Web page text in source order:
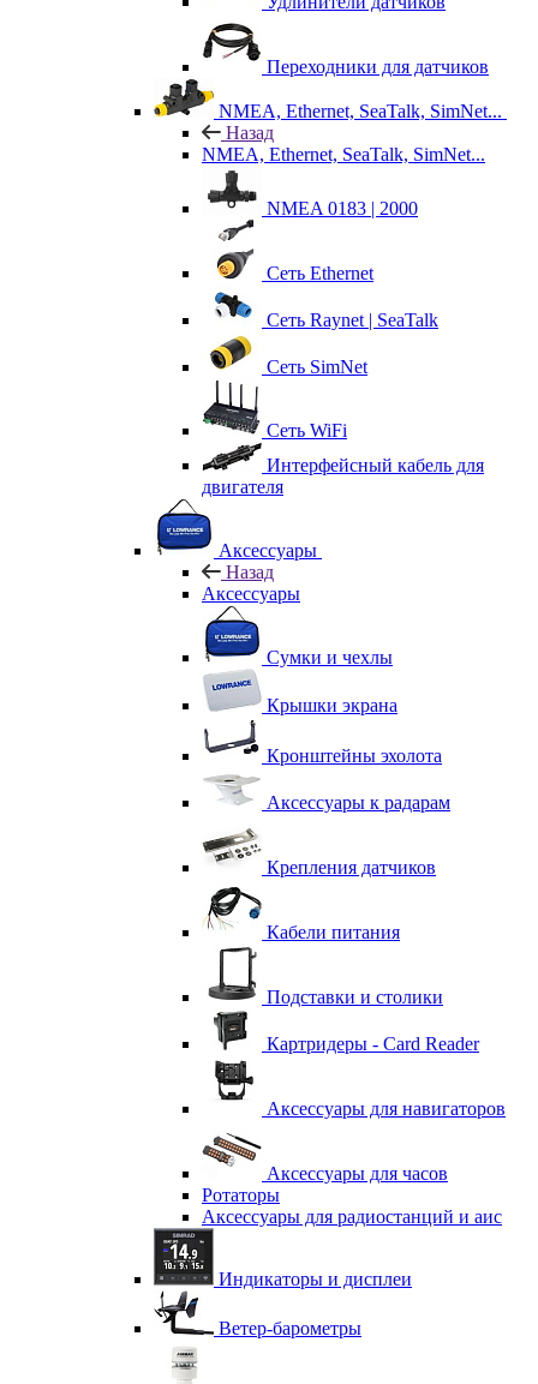
Переходники для датчиков
NMEA, Ethernet, SeaTalk, SimNet...
Назад
NMEA, Ethernet, SeaTalk, SimNet...
NMEA 0183 | 2000
Сеть Ethernet
Сеть Raynet | SeaTalk
Сеть SimNet
Сеть WiFi
Интерфейсный кабель для
двигателя
Аксессуары
Назад
Аксессуары
Сумки и чехлы
Крышки экрана
Кронштейны эхолота
Аксессуары к радарам
Крепления датчиков
Кабели питания
Подставки и столики
Картридеры - Card Reader
Аксессуары для навигаторов
Аксессуары для часов
Ротаторы
Аксессуары для радиостанций и аис
Индикаторы и дисплеи
Ветер-барометры